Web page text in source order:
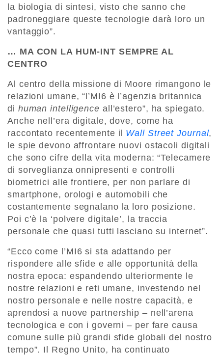
la biologia di sintesi, visto che sanno che
padroneggiare queste tecnologie darà loro un
vantaggio”.
… MA CON LA HUM-INT SEMPRE AL
CENTRO
Al centro della missione di Moore rimangono le
relazioni umane, “l’MI6 è l’agenzia britannica
di human intelligence all’estero”, ha spiegato.
Anche nell’era digitale, dove, come ha
raccontato recentemente il Wall Street Journal,
le spie devono affrontare nuovi ostacoli digitali
che sono cifre della vita moderna: “Telecamere
di sorveglianza onnipresenti e controlli
biometrici alle frontiere, per non parlare di
smartphone, orologi e automobili che
costantemente segnalano la loro posizione.
Poi c’è la ‘polvere digitale’, la traccia
personale che quasi tutti lasciano su internet”.
“Ecco come l’MI6 si sta adattando per
rispondere alle sfide e alle opportunità della
nostra epoca: espandendo ulteriormente le
nostre relazioni e reti umane, investendo nel
nostro personale e nelle nostre capacità, e
aprendosi a nuove partnership – nell’arena
tecnologica e con i governi – per fare causa
comune sulle più grandi sfide globali del nostro
tempo”. Il Regno Unito, ha continuato